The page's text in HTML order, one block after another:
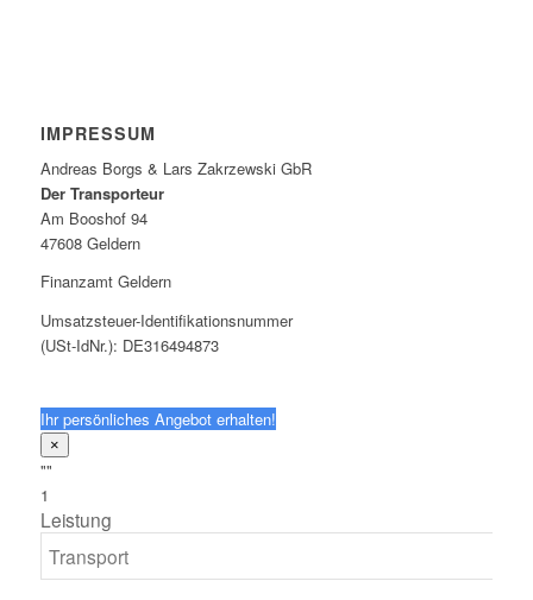
IMPRESSUM
Andreas Borgs & Lars Zakrzewski GbR
Der Transporteur
Am Booshof 94
47608 Geldern
Finanzamt Geldern
Umsatzsteuer-Identifikationsnummer
(USt-IdNr.): DE316494873
Ihr persönliches Angebot erhalten!
×
""
1
Leistung